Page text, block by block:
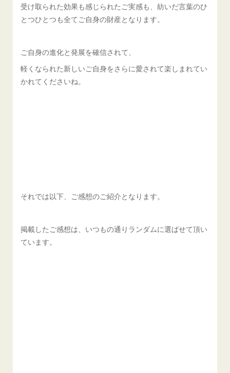
受け取られた効果も感じられたご実感も、紡いだ言葉のひ
とつひとつも全てご自身の財産となります。
ご自身の進化と発展を確信されて、
軽くなられた新しいご自身をさらに愛されて楽しまれてい
かれてくださいね。
それでは以下、ご感想のご紹介となります。
掲載したご感想は、いつもの通りランダムに選ばせて頂い
ています。